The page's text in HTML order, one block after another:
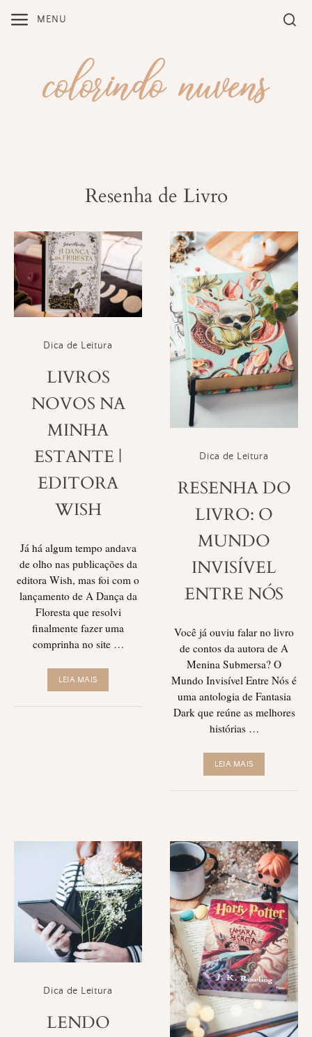
MENU
Resenha de Livro
Dica de Leitura
LIVROS
NOVOS NA
MINHA
ESTANTE |
EDITORA
WISH
Já há algum tempo andava
de olho nas publicações da
editora Wish, mas foi com o
lançamento de A Dança da
Floresta que resolvi
finalmente fazer uma
comprinha no site …
LEIA MAIS
Dica de Leitura
RESENHA DO
LIVRO: O
MUNDO
INVISÍVEL
ENTRE NÓS
Você já ouviu falar no livro
de contos da autora de A
Menina Submersa? O
Mundo Invisível Entre Nós é
uma antologia de Fantasia
Dark que reúne as melhores
histórias …
LEIA MAIS
Dica de Leitura
LENDO